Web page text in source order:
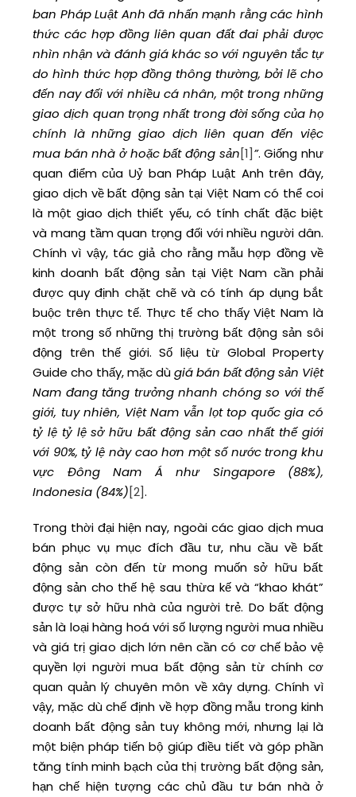
ban Pháp Luật Anh đã nhấn mạnh rằng các hình
thức các hợp đồng liên quan đất đai phải được
nhìn nhận và đánh giá khác so với nguyên tắc tự
do hình thức hợp đồng thông thường, bởi lẽ cho
đến nay đối với nhiều cá nhân, một trong những
giao dịch quan trọng nhất trong đời sống của họ
chính là những giao dịch liên quan đến việc
mua bán nhà ở hoặc bất động sản[1]”. Giống như
quan điểm của Uỷ ban Pháp Luật Anh trên đây,
giao dịch về bất động sản tại Việt Nam có thể coi
là một giao dịch thiết yếu, có tính chất đặc biệt
và mang tầm quan trọng đối với nhiều người dân.
Chính vì vậy, tác giả cho rằng mẫu hợp đồng về
kinh doanh bất động sản tại Việt Nam cần phải
được quy định chặt chẽ và có tính áp dụng bắt
buộc trên thực tế. Thực tế cho thấy Việt Nam là
một trong số những thị trường bất động sản sôi
động trên thế giới. Số liệu từ Global Property
Guide cho thấy, mặc dùgiá bán bất động sản Việt
Nam đang tăng trưởng nhanh chóng so với thế
giới, tuy nhiên, Việt Nam vẫn lọt top quốc gia có
tỷ lệ tỷ lệ sở hữu bất động sản cao nhất thế giới
với 90%, tỷ lệ này cao hơn một số nước trong khu
vực Đông Nam Á như Singapore (88%),
Indonesia (84%)[2].
Trong thời đại hiện nay, ngoài các giao dịch mua
bán phục vụ mục đích đầu tư, nhu cầu về bất
động sản còn đến từ mong muốn sở hữu bất
động sản cho thế hệ sau thừa kế và “khao khát”
được tự sở hữu nhà của người trẻ. Do bất động
sản là loại hàng hoá với số lượng người mua nhiều
và giá trị giao dịch lớn nên cần có cơ chế bảo vệ
quyền lợi người mua bất động sản từ chính cơ
quan quản lý chuyên môn về xây dựng. Chính vì
vậy, mặc dù chế định về hợp đồng mẫu trong kinh
doanh bất động sản tuy không mới, nhưng lại là
một biện pháp tiến bộ giúp điều tiết và góp phần
tăng tính minh bạch của thị trường bất động sản,
hạn chế hiện tượng các chủ đầu tư bán nhà ở